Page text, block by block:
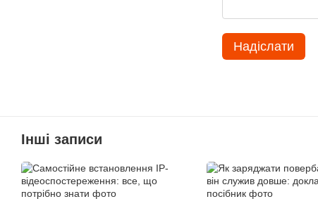
Надіслати
Інші записи